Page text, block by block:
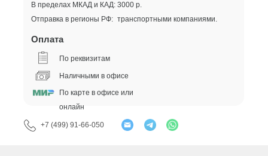
+7 (499) 91-66-050
По реквизитам
Наличными в офисе
По карте в офисе или
онлайн
Оплата
В пределах МКАД и КАД: 3000 р.
Отправка в регионы РФ: транспортными компаниями.